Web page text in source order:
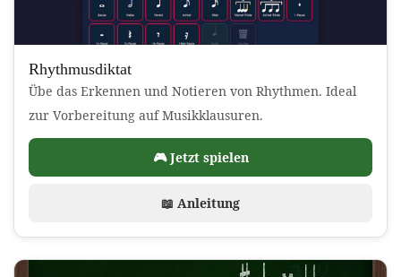
Rhythmusdiktat
Übe das Erkennen und Notieren von Rhythmen. Ideal
zur Vorbereitung auf Musikklausuren.
🎮 Jetzt spielen
📖 Anleitung